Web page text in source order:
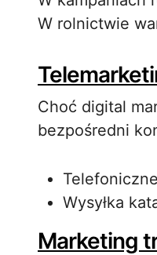
W rolnictwie
Choć digital
bezpośredni
Wysyłka
Marketing